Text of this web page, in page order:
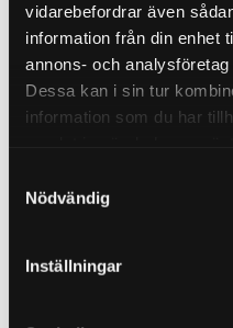
vidarebefordrar även
information från din enhet
annons- och
Dessa kan i sin tur
information som du har
Nödvändig
Inställningar
P+: Standard på
Gummivulkad
Camberjusterbar för
underhåll.
: Standard på
racingkiten. Pillowball-
lite underhåll.
länkarmarna och ej i